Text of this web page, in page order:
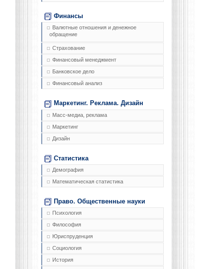
Финансы
Валютные отношения и денежное
обращение
Страхование
Финансовый менеджмент
Банковское дело
Финансовый анализ
Маркетинг. Реклама. Дизайн
Масс-медиа, реклама
Маркетинг
Дизайн
Статистика
Демография
Математическая статистика
Право. Общественные науки
Психология
Философия
Юриспруденция
Социология
История